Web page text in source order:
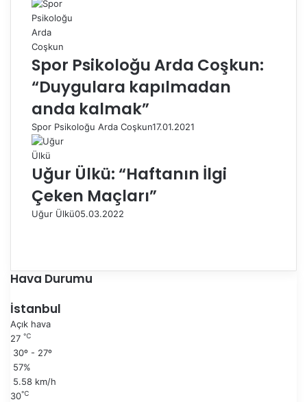
Spor Psikoloğu Arda Coşkun:
“Duygulara kapılmadan
anda kalmak”
Spor Psikoloğu Arda Coşkun17.01.2021
Uğur Ülkü: “Haftanın İlgi
Çeken Maçları”
Uğur Ülkü05.03.2022
e
k
s
a
n
k
i
f
Hava Durumu
İstanbul
Açık hava
27 ℃
30º - 27º
57%
5.58 km/h
30℃